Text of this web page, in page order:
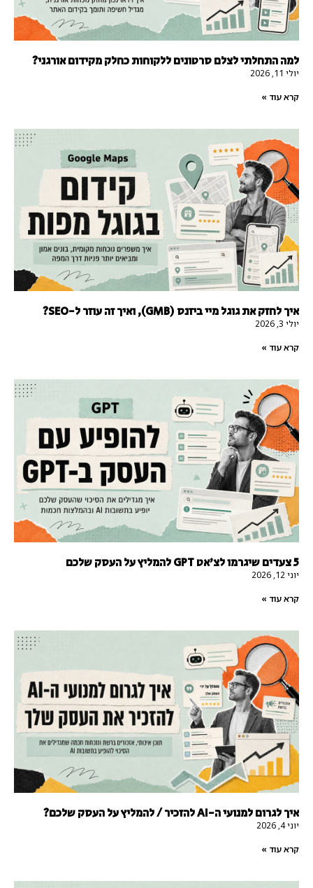
למה התחלתי לצלם סרטונים ללקוחות כחלק מקידום אורגני?
יולי 11, 2026
קרא עוד »
איך לחזק את גוגל מיי ביזנס (GMB), ואיך זה עוזר ל-SEO?
יולי 3, 2026
קרא עוד »
5 צעדים שיגרמו לצ'אט GPT להמליץ על העסק שלכם
יוני 12, 2026
קרא עוד »
איך לגרום למנועי ה-AI להזכיר / להמליץ על העסק שלכם?
יוני 4, 2026
קרא עוד »